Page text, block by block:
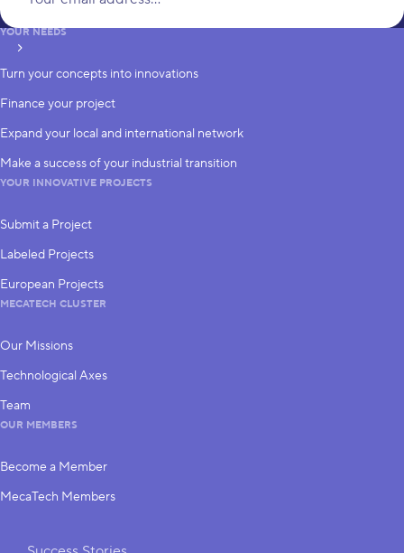
subscribe
YOUR NEEDS
Turn your concepts into innovations
Finance your project
Expand your local and international network
Make a success of your industrial transition
YOUR INNOVATIVE PROJECTS
Submit a Project
Labeled Projects
European Projects
MECATECH CLUSTER
Our Missions
Technological Axes
Team
OUR MEMBERS
Become a Member
MecaTech Members
Shortcuts